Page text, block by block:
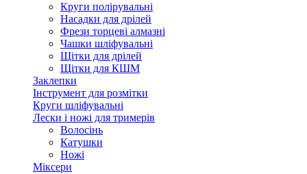
Круги полірувальні
Насадки для дрілей
Фрези торцеві алмазні
Чашки шліфувальні
Щітки для дрілей
Щітки для КШМ
Заклепки
Інструмент для розмітки
Круги шліфувальні
Лески і ножі для тримерів
Волосінь
Катушки
Ножі
Міксери